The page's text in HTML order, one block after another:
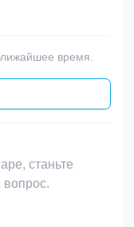
время.
станьте
вопрос.